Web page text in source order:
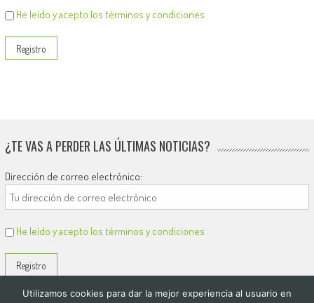
He leído y acepto los términos y condiciones
¿TE VAS A PERDER LAS ÚLTIMAS NOTICIAS?
Dirección de correo electrónico:
He leído y acepto los términos y condiciones
Utilizamos cookies para dar la mejor experiencia al usuario en